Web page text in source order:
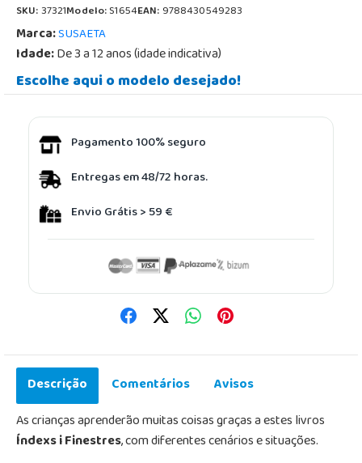
SKU:37321Modelo:S1654EAN:9788430549283
Marca:SUSAETA
Idade:De 3 a 12 anos (idade indicativa)
Escolhe aqui o modelo desejado!
Pagamento 100% seguro
Entregas em 48/72 horas.
Envio Grátis > 59 €
Descrição Comentários
Avisos
As crianças aprenderão muitas coisas graças a estes livros
Índexs i Finestres, com diferentes cenários e situações.